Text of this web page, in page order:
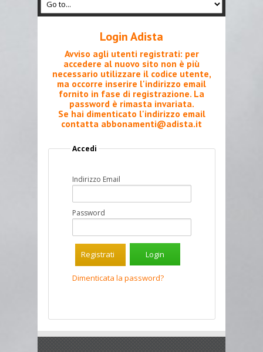
Login Adista
Avviso agli utenti registrati: per
accedere al nuovo sito non è più
necessario utilizzare il codice utente,
ma occorre inserire l'indirizzo email
fornito in fase di registrazione. La
password è rimasta invariata.
Se hai dimenticato l'indirizzo email
contatta abbonamenti@adista.it
Accedi
Indirizzo Email
Password
Registrati
Dimenticata la password?